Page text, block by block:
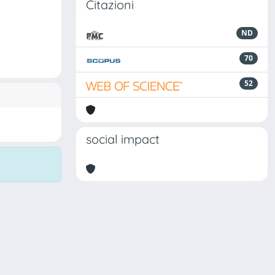
Citazioni
ND
70
52
social impact